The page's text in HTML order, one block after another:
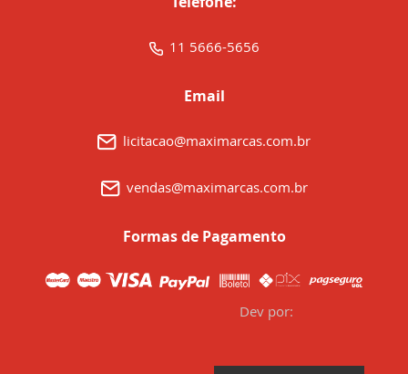
11 5666-5656
Email
licitacao@maximarcas.com.br
vendas@maximarcas.com.br
Formas de Pagamento
Dev por: